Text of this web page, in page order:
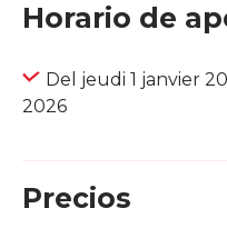
Horario de
Del jeudi 1 janvier
2026
Precios